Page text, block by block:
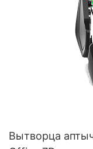
Вытворца